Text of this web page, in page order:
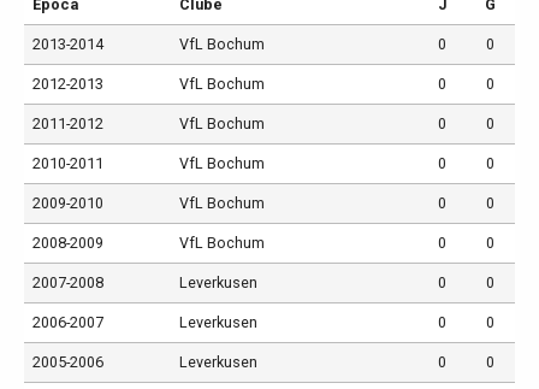
Época Clube J G
2013-2014 VfL Bochum 0 0
2012-2013 VfL Bochum 0 0
2011-2012 VfL Bochum 0 0
2010-2011 VfL Bochum 0 0
2009-2010 VfL Bochum 0 0
2008-2009 VfL Bochum 0 0
2007-2008 Leverkusen 0 0
2006-2007 Leverkusen 0 0
2005-2006 Leverkusen 0 0